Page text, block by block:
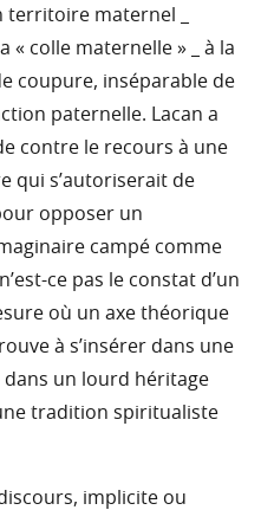
maternel _
« colle maternelle » _ à la
coupure, inséparable de
paternelle. Lacan a
contre le recours à une
qui s’autoriserait de
opposer un
campé comme
ce pas le constat d’un
où un axe théorique
à s’insérer dans une
un lourd héritage
tradition spiritualiste
implicite ou